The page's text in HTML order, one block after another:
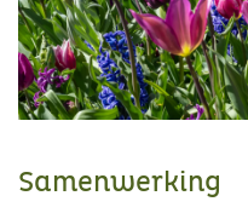
Samenwerking